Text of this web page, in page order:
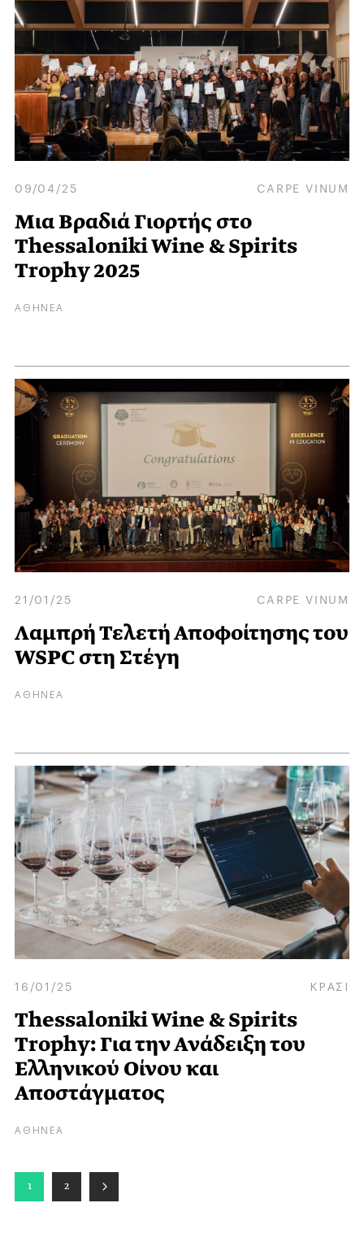
09/04/25 CARPE VINUM
Μια Βραδιά Γιορτής στο
Thessaloniki Wine & Spirits
Trophy 2025
ΑΘΗΝΕΑ
21/01/25 CARPE VINUM
Λαμπρή Τελετή Αποφοίτησης του
WSPC στη Στέγη
ΑΘΗΝΕΑ
16/01/25 ΚΡΑΣΙ
Thessaloniki Wine & Spirits
Trophy: Για την Ανάδειξη του
Ελληνικού Οίνου και
Αποστάγματος
ΑΘΗΝΕΑ
1 2